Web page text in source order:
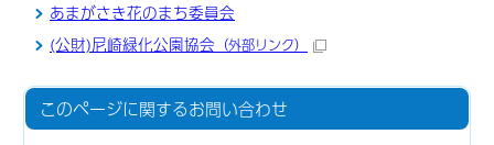
あまがさき花のまち委員会
(公財)尼崎緑化公園協会 （外部リンク）
このページに関するお問い合わせ